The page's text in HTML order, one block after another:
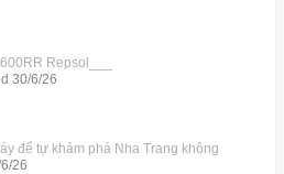
Repsol___
30/6/26
để tự khám phá Nha Trang không
26